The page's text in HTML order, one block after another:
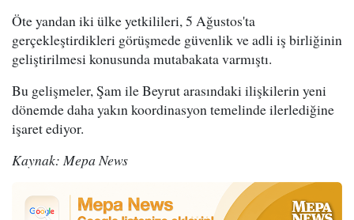
Öte yandan iki ülke yetkilileri, 5 Ağustos'ta
gerçekleştirdikleri görüşmede güvenlik ve adli iş birliğinin
geliştirilmesi konusunda mutabakata varmıştı.
Bu gelişmeler, Şam ile Beyrut arasındaki ilişkilerin yeni
dönemde daha yakın koordinasyon temelinde ilerlediğine
işaret ediyor.
Kaynak: Mepa News